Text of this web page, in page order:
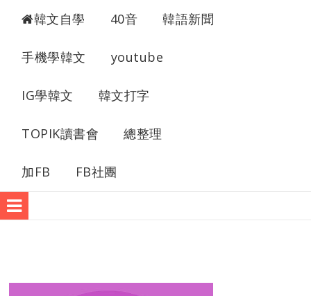
韓文自學 40音 韓語新聞
手機學韓文 youtube
IG學韓文 韓文打字
TOPIK讀書會 總整理
加FB FB社團